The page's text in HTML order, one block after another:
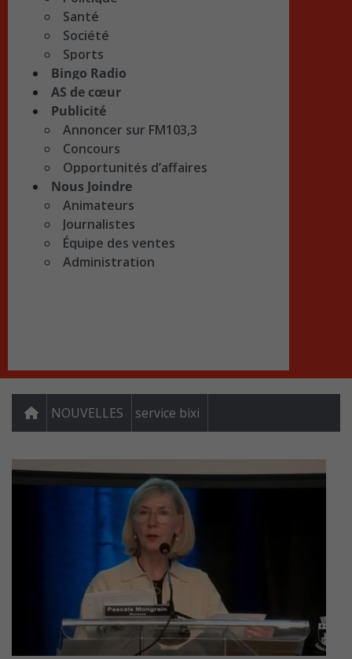
Santé
Société
Sports
Bingo Radio
AS de cœur
Publicité
Annoncer sur FM103,3
Concours
Opportunités d’affaires
Nous Joindre
Animateurs
Journalistes
Équipe des ventes
Administration
NOUVELLES service bixi